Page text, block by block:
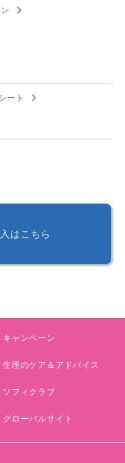
ート
はこちら
キャンペーン
生理のケア＆アドバイス
ソフィクラブ
グローバルサイト